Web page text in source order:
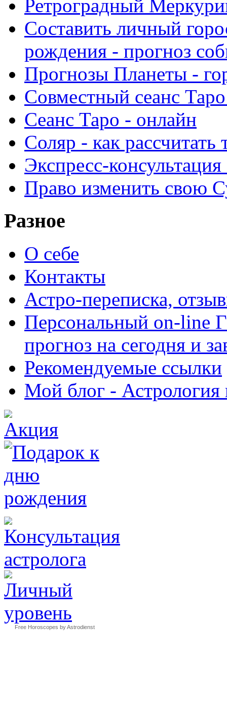
Ретроградный
Составить личный
рождения - прогноз
Прогнозы Планеты -
Совместный сеанс
Сеанс Таро - онлайн
Соляр - как
Экспресс-
Право изменить свою
Разное
О себе
Контакты
Астро-переписка,
Персональный on-
прогноз на сегодня и
Рекомендуемые ссылки
Мой блог - Астрология
Free Horoscopes by Astrodienst